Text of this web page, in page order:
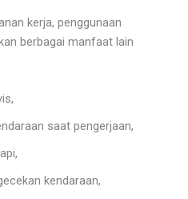
kerja, penggunaan
berbagai manfaat lain
saat pengerjaan,
kendaraan,